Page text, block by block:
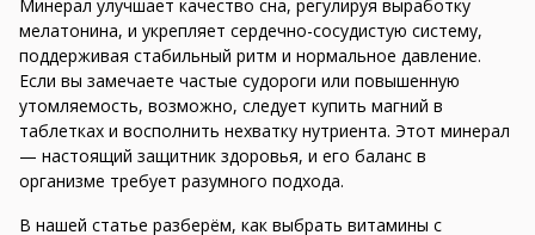
Минерал улучшает качество сна, регулируя выработку
мелатонина, и укрепляет сердечно-сосудистую систему,
поддерживая стабильный ритм и нормальное давление.
Если вы замечаете частые судороги или повышенную
утомляемость, возможно, следует купить магний в
таблетках и восполнить нехватку нутриента. Этот минерал
— настоящий защитник здоровья, и его баланс в
организме требует разумного подхода.
В нашей статье разберём, как выбрать витамины с